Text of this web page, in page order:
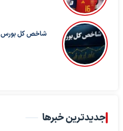
شاخص کل بورس ۱۲۳ هزار واحد رشد کرد
جدیدترین خبرها